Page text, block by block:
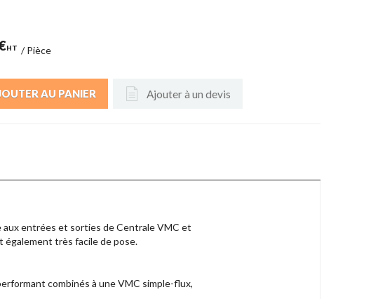
HT /Pièce
AU PANIER Ajouter à un devis
entrées et sorties de Centrale VMC et
très facile de pose.
combinés à une VMC simple-flux,